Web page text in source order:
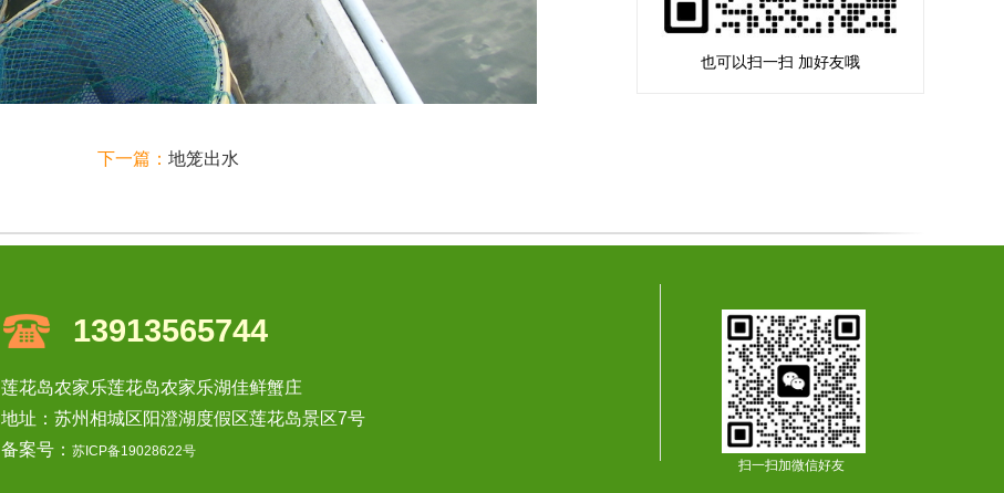
也可以扫一扫 加好友哦
下一篇： 地笼出水
13913565744
莲花岛农家乐莲花岛农家乐湖佳鲜蟹庄
地址：苏州相城区阳澄湖度假区莲花岛景区7号
备案号： 苏ICP备19028622号
扫一扫加微信好友